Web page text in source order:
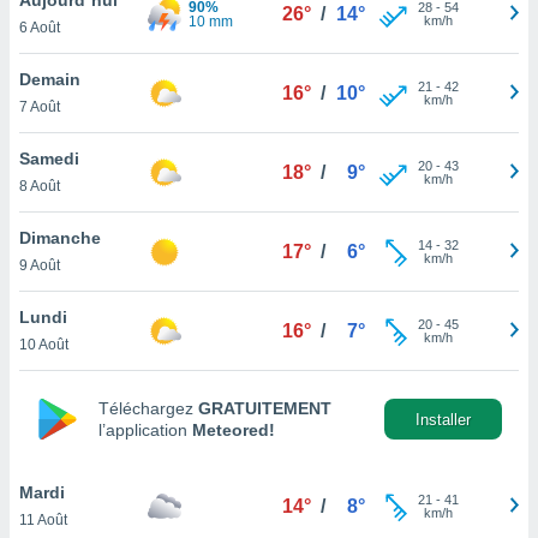
et
»,
au
vous
qu'ils
ou
le
ainsi
un
la
du
6 Août
90%
10 mm
26° / 14° 28- 54
km/h
Demain
7 Août
16° / 10° 21 - 42
km/h
Samedi
8 Août
18° / 9° 20- 43
km/h
Dimanche
9 Août
17° / 6° 14- 32
km/h
Lundi
10 Août
16° / 7° 20- 45
km/h
Téléchargez GRATUITEMENT
l’application Meteored!
Installer
Mardi
11 Août
14° / 8° 21 - 41
km/h